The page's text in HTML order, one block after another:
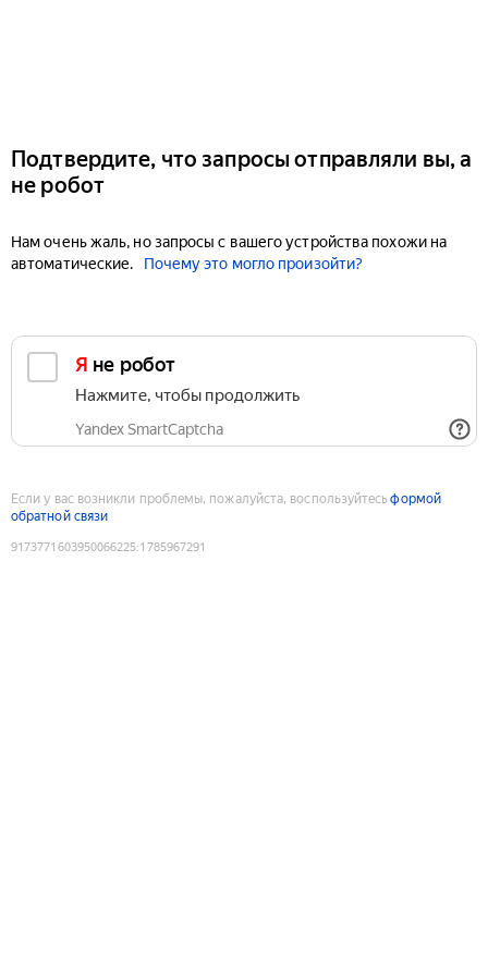
Подтвердите, что запросы отправляли вы, а
не робот
Нам очень жаль, но запросы с вашего устройства похожи на
автоматические.
Почему это могло произойти?
Я не робот
Нажмите, чтобы продолжить
Yandex SmartCaptcha
Если у вас возникли проблемы, пожалуйста, воспользуйтесьформой
обратной связи
9173771603950066225:1785967291